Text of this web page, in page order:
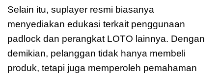
Selain itu, suplayer resmi biasanya
menyediakan edukasi terkait penggunaan
padlock dan perangkat LOTO lainnya. Dengan
demikian, pelanggan tidak hanya membeli
produk, tetapi juga memperoleh pemahaman